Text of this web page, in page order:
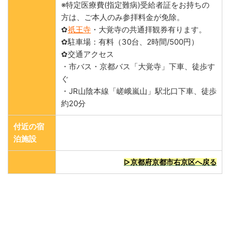
※特定医療費(指定難病)受給者証をお持ちの
方は、ご本人のみ参拝料金が免除。
✿祇王寺 ・大覚寺の共通拝観券有ります。
✿駐車場：有料（30台、2時間/500円）
✿交通アクセス
・市バス・京都バス「大覚寺」下車、徒歩す
ぐ
・JR山陰本線「嵯峨嵐山」駅北口下車、徒歩
約20分
付近の宿
泊施設
▷京都府京都市右京区へ戻る